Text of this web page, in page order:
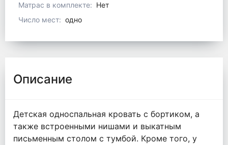
Матрас в комплекте: Нет
Число мест: одно
Описание
Детская односпальная кровать с бортиком, а
также встроенными нишами и выкатным
письменным столом с тумбой. Кроме того, у